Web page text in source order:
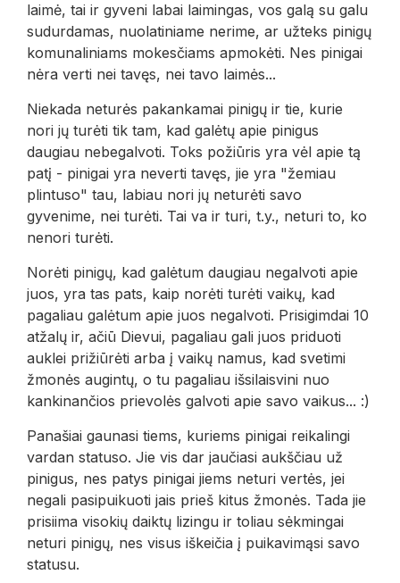
laimė, tai ir gyveni labai laimingas, vos galą su galu
sudurdamas, nuolatiniame nerime, ar užteks pinigų
komunaliniams mokesčiams apmokėti. Nes pinigai
nėra verti nei tavęs, nei tavo laimės...
Niekada neturės pakankamai pinigų ir tie, kurie
nori jų turėti tik tam, kad galėtų apie pinigus
daugiau nebegalvoti. Toks požiūris yra vėl apie tą
patį - pinigai yra neverti tavęs, jie yra "žemiau
plintuso" tau, labiau nori jų neturėti savo
gyvenime, nei turėti. Tai va ir turi, t.y., neturi to, ko
nenori turėti.
Norėti pinigų, kad galėtum daugiau negalvoti apie
juos, yra tas pats, kaip norėti turėti vaikų, kad
pagaliau galėtum apie juos negalvoti. Prisigimdai 10
atžalų ir, ačiū Dievui, pagaliau gali juos priduoti
auklei prižiūrėti arba į vaikų namus, kad svetimi
žmonės augintų, o tu pagaliau išsilaisvini nuo
kankinančios prievolės galvoti apie savo vaikus... :)
Panašiai gaunasi tiems, kuriems pinigai reikalingi
vardan statuso. Jie vis dar jaučiasi aukščiau už
pinigus, nes patys pinigai jiems neturi vertės, jei
negali pasipuikuoti jais prieš kitus žmonės. Tada jie
prisiima visokių daiktų lizingu ir toliau sėkmingai
neturi pinigų, nes visus iškeičia į puikavimąsi savo
statusu.